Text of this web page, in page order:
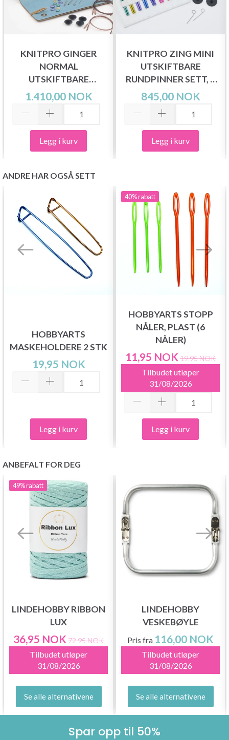
KNITPRO GINGER
NORMAL
UTSKIFTBARE
RUNDPINNER SETT,
GRANDE, 13 CM
1.410,00 NOK
Legg i kurv
KNITPRO ZING MINI
UTSKIFTBARE
RUNDPINNER SETT, 5
CM
845,00 NOK
Legg i kurv
ANDRE HAR OGSÅ SETT
HOBBYARTS
MASKEHOLDERE 2 STK
19,95 NOK
Legg i kurv
40%rabatt
HOBBYARTS STOPP
NÅLER, PLAST (6
NÅLER)
11,95 NOK 19,95 NOK
Tilbudet utløper
31/08/2026
Legg i kurv
ANBEFALT FOR DEG
49%rabatt
LINDEHOBBY RIBBON
LUX
36,95 NOK 72,95 NOK
Tilbudet utløper
31/08/2026
Se alle alternativene
LINDEHOBBY
VESKEBØYLE
Pris fra 116,00 NOK
Tilbudet utløper
31/08/2026
Se alle alternativene
Spar opp til 50%